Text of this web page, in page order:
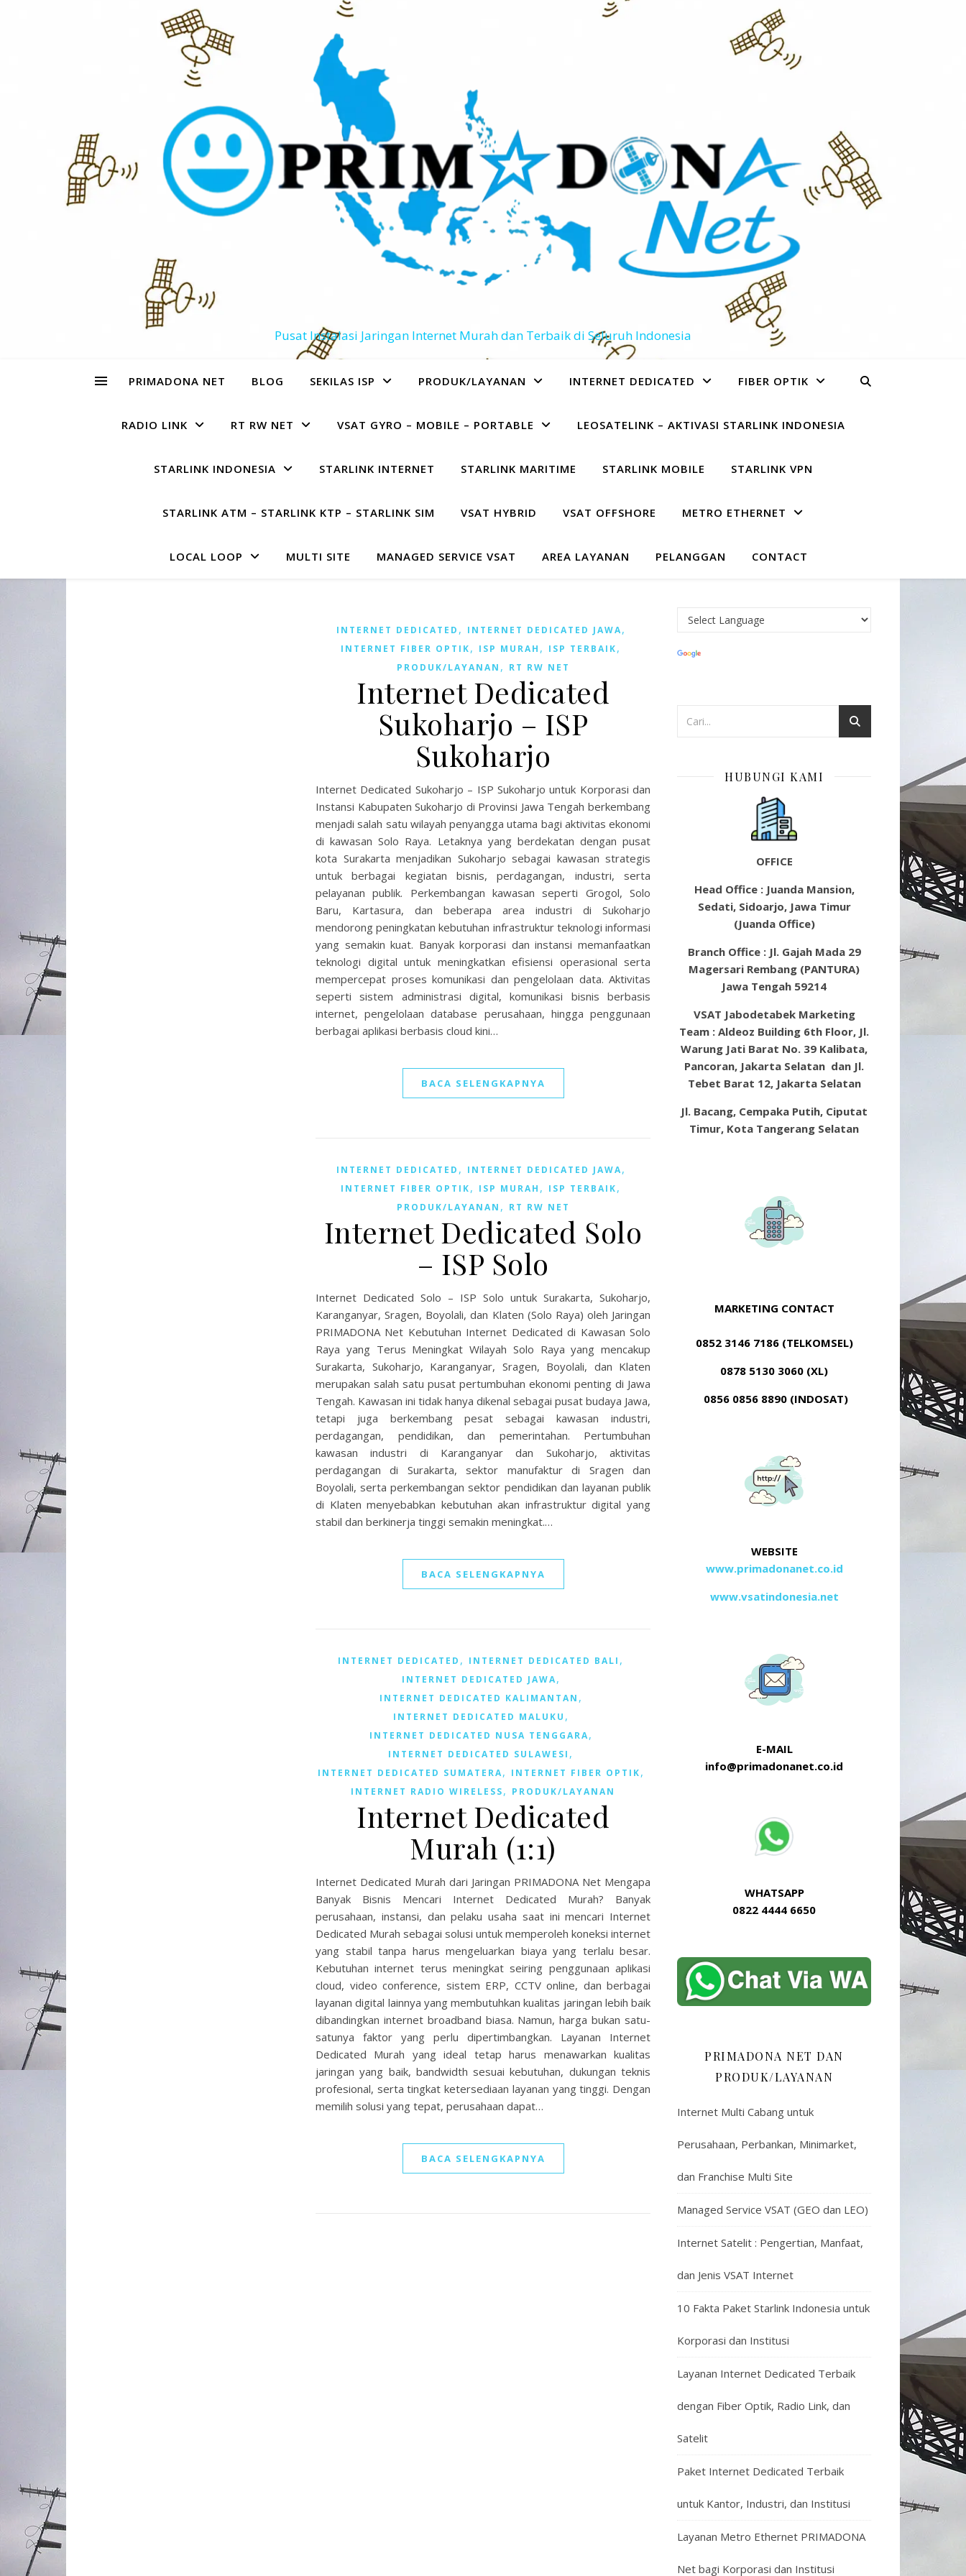
Pusat Instalasi Jaringan Internet Murah dan Terbaik di Seluruh Indonesia
PRIMADONA NET BLOG SEKILAS ISP PRODUK/LAYANAN INTERNET DEDICATED FIBER OPTIK
RADIO LINK RT RW NET VSAT GYRO – MOBILE – PORTABLE LEOSATELINK – AKTIVASI STARLINK INDONESIA
STARLINK INDONESIA STARLINK INTERNET STARLINK MARITIME STARLINK MOBILE STARLINK VPN
STARLINK ATM – STARLINK KTP – STARLINK SIM VSAT HYBRID VSAT OFFSHORE METRO ETHERNET
LOCAL LOOP MULTI SITE MANAGED SERVICE VSAT AREA LAYANAN PELANGGAN CONTACT
INTERNET DEDICATED , INTERNET DEDICATED JAWA,
INTERNET FIBER OPTIK, ISP MURAH , ISP TERBAIK,
PRODUK/LAYANAN , RT RW NET
Internet Dedicated
Sukoharjo – ISP
Sukoharjo
Internet Dedicated Sukoharjo – ISP Sukoharjo untuk Korporasi dan
Instansi Kabupaten Sukoharjo di Provinsi Jawa Tengah berkembang
menjadi salah satu wilayah penyangga utama bagi aktivitas ekonomi
di kawasan Solo Raya. Letaknya yang berdekatan dengan pusat
kota Surakarta menjadikan Sukoharjo sebagai kawasan strategis
untuk berbagai kegiatan bisnis, perdagangan, industri, serta
pelayanan publik. Perkembangan kawasan seperti Grogol, Solo
Baru, Kartasura, dan beberapa area industri di Sukoharjo
mendorong peningkatan kebutuhan infrastruktur teknologi informasi
yang semakin kuat. Banyak korporasi dan instansi memanfaatkan
teknologi digital untuk meningkatkan efisiensi operasional serta
mempercepat proses komunikasi dan pengelolaan data. Aktivitas
seperti sistem administrasi digital, komunikasi bisnis berbasis
internet, pengelolaan database perusahaan, hingga penggunaan
berbagai aplikasi berbasis cloud kini…
BACA SELENGKAPNYA
INTERNET DEDICATED , INTERNET DEDICATED JAWA,
INTERNET FIBER OPTIK, ISP MURAH , ISP TERBAIK,
PRODUK/LAYANAN , RT RW NET
Internet Dedicated Solo
– ISP Solo
Internet Dedicated Solo – ISP Solo untuk Surakarta, Sukoharjo,
Karanganyar, Sragen, Boyolali, dan Klaten (Solo Raya) oleh Jaringan
PRIMADONA Net Kebutuhan Internet Dedicated di Kawasan Solo
Raya yang Terus Meningkat Wilayah Solo Raya yang mencakup
Surakarta, Sukoharjo, Karanganyar, Sragen, Boyolali, dan Klaten
merupakan salah satu pusat pertumbuhan ekonomi penting di Jawa
Tengah. Kawasan ini tidak hanya dikenal sebagai pusat budaya Jawa,
tetapi juga berkembang pesat sebagai kawasan industri,
perdagangan, pendidikan, dan pemerintahan. Pertumbuhan
kawasan industri di Karanganyar dan Sukoharjo, aktivitas
perdagangan di Surakarta, sektor manufaktur di Sragen dan
Boyolali, serta perkembangan sektor pendidikan dan layanan publik
di Klaten menyebabkan kebutuhan akan infrastruktur digital yang
stabil dan berkinerja tinggi semakin meningkat.…
BACA SELENGKAPNYA
INTERNET DEDICATED , INTERNET DEDICATED BALI ,
INTERNET DEDICATED JAWA,
INTERNET DEDICATED KALIMANTAN ,
INTERNET DEDICATED MALUKU ,
INTERNET DEDICATED NUSA TENGGARA,
INTERNET DEDICATED SULAWESI ,
INTERNET DEDICATED SUMATERA, INTERNET FIBER OPTIK,
INTERNET RADIO WIRELESS, PRODUK/LAYANAN
Internet Dedicated
Murah (1:1)
Internet Dedicated Murah dari Jaringan PRIMADONA Net Mengapa
Banyak Bisnis Mencari Internet Dedicated Murah? Banyak
perusahaan, instansi, dan pelaku usaha saat ini mencari Internet
Dedicated Murah sebagai solusi untuk memperoleh koneksi internet
yang stabil tanpa harus mengeluarkan biaya yang terlalu besar.
Kebutuhan internet terus meningkat seiring penggunaan aplikasi
cloud, video conference, sistem ERP, CCTV online, dan berbagai
layanan digital lainnya yang membutuhkan kualitas jaringan lebih baik
dibandingkan internet broadband biasa. Namun, harga bukan satu-
satunya faktor yang perlu dipertimbangkan. Layanan Internet
Dedicated Murah yang ideal tetap harus menawarkan kualitas
jaringan yang baik, bandwidth sesuai kebutuhan, dukungan teknis
profesional, serta tingkat ketersediaan layanan yang tinggi. Dengan
memilih solusi yang tepat, perusahaan dapat…
BACA SELENGKAPNYA
HUBUNGI KAMI
OFFICE
Head Office : Juanda Mansion,
Sedati, Sidoarjo, Jawa Timur
(Juanda Office)
Branch Office : Jl. Gajah Mada 29
Magersari Rembang (PANTURA)
Jawa Tengah 59214
VSAT Jabodetabek Marketing
Team : Aldeoz Building 6th Floor, Jl.
Warung Jati Barat No. 39 Kalibata,
Pancoran, Jakarta Selatan dan Jl.
Tebet Barat 12, Jakarta Selatan
Jl. Bacang, Cempaka Putih, Ciputat
Timur, Kota Tangerang Selatan
MARKETING CONTACT
0852 3146 7186 (TELKOMSEL)
0878 5130 3060 (XL)
0856 0856 8890 (INDOSAT)
WEBSITE
www.primadonanet.co.id
www.vsatindonesia.net
E-MAIL
info@primadonanet.co.id
WHATSAPP
0822 4444 6650
PRIMADONA NET DAN
PRODUK/LAYANAN
Internet Multi Cabang untuk
Perusahaan, Perbankan, Minimarket,
dan Franchise Multi Site
Managed Service VSAT (GEO dan LEO)
Internet Satelit : Pengertian, Manfaat,
dan Jenis VSAT Internet
10 Fakta Paket Starlink Indonesia untuk
Korporasi dan Institusi
Layanan Internet Dedicated Terbaik
dengan Fiber Optik, Radio Link, dan
Satelit
Paket Internet Dedicated Terbaik
untuk Kantor, Industri, dan Institusi
Layanan Metro Ethernet PRIMADONA
Net bagi Korporasi dan Institusi